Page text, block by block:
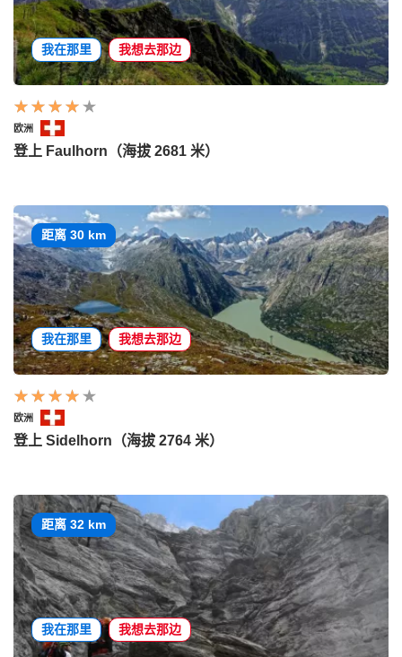
我在那里 我想去那边
欧洲
登上 Faulhorn（海拔 2681 米）
距离 30 km
我在那里 我想去那边
欧洲
登上 Sidelhorn（海拔 2764 米）
距离 32 km
我在那里 我想去那边